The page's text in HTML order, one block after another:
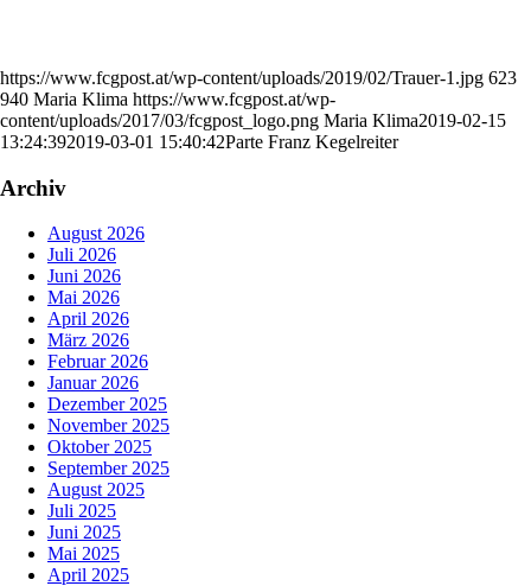
https://www.fcgpost.at/wp-content/uploads/2019/02/Trauer-1.jpg 623
940 Maria Klima https://www.fcgpost.at/wp-
content/uploads/2017/03/fcgpost_logo.png Maria Klima2019-02-15
13:24:392019-03-01 15:40:42Parte Franz Kegelreiter
Archiv
August 2026
Juli 2026
Juni 2026
Mai 2026
April 2026
März 2026
Februar 2026
Januar 2026
Dezember 2025
November 2025
Oktober 2025
September 2025
August 2025
Juli 2025
Juni 2025
Mai 2025
April 2025